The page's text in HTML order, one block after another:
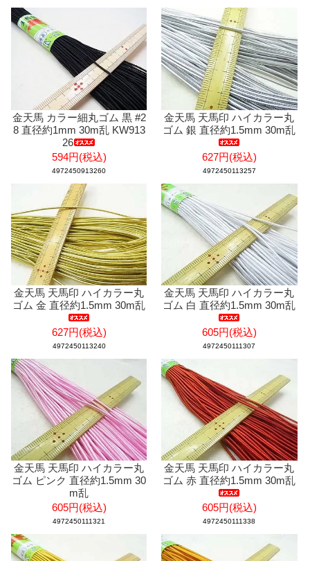
金天馬 カラー細丸ゴム 黒 #2
8 直径約1mm 30m乱 KW913
26
594円(税込)
4972450913260
金天馬 天馬印 ハイカラー丸
ゴム 銀 直径約1.5mm 30m乱
627円(税込)
4972450113257
金天馬 天馬印 ハイカラー丸
ゴム 金 直径約1.5mm 30m乱
627円(税込)
4972450113240
金天馬 天馬印 ハイカラー丸
ゴム 白 直径約1.5mm 30m乱
605円(税込)
4972450111307
金天馬 天馬印 ハイカラー丸
ゴム ピンク 直径約1.5mm 30
m乱
605円(税込)
4972450111321
金天馬 天馬印 ハイカラー丸
ゴム 赤 直径約1.5mm 30m乱
605円(税込)
4972450111338